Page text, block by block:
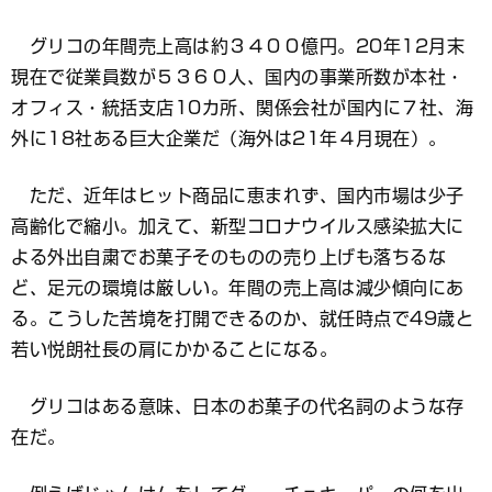
グリコの年間売上高は約３４００億円。20年12月末
現在で従業員数が５３６０人、国内の事業所数が本社・
オフィス・統括支店10カ所、関係会社が国内に７社、海
外に18社ある巨大企業だ（海外は21年４月現在）。
ただ、近年はヒット商品に恵まれず、国内市場は少子
高齢化で縮小。加えて、新型コロナウイルス感染拡大に
よる外出自粛でお菓子そのものの売り上げも落ちるな
ど、足元の環境は厳しい。年間の売上高は減少傾向にあ
る。こうした苦境を打開できるのか、就任時点で49歳と
若い悦朗社長の肩にかかることになる。
グリコはある意味、日本のお菓子の代名詞のような存
在だ。